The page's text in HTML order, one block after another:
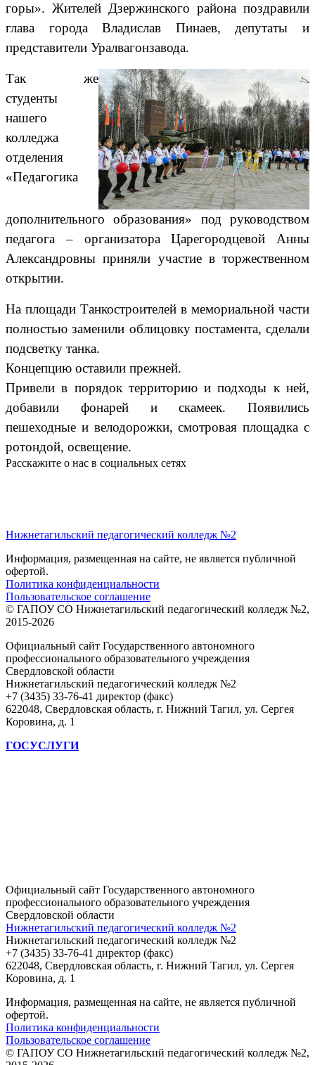
горы». Жителей Дзержинского района поздравили
глава города Владислав Пинаев, депутаты и
представители Уралвагонзавода.
Так же
студенты
нашего
колледжа
отделения
«Педагогика
дополнительного образования» под руководством
педагога – организатора Царегородцевой Анны
Александровны приняли участие в торжественном
открытии.
На площади Танкостроителей в мемориальной части
полностью заменили облицовку постамента, сделали
подсветку танка.
Концепцию оставили прежней.
Привели в порядок территорию и подходы к ней,
добавили фонарей и скамеек.
Появились
пешеходные и велодорожки, смотровая площадка с
ротондой, освещение.
Расскажите о нас в социальных сетях
Нижнетагильский педагогический колледж №2
Информация, размещенная на сайте, не является публичной
офертой.
Политика конфиденциальности
Пользовательское соглашение
© ГАПОУ СО Нижнетагильский педагогический колледж №2,
2015-2026
Официальный сайт Государственного автономного
профессионального образовательного учреждения
Свердловской области
Нижнетагильский педагогический колледж №2
+7 (3435) 33-76-41 директор (факс)
622048, Свердловская область, г. Нижний Тагил, ул. Сергея
Коровина, д. 1
ГОСУСЛУГИ
Официальный сайт Государственного автономного
профессионального образовательного учреждения
Свердловской области
Нижнетагильский педагогический колледж №2
Нижнетагильский педагогический колледж №2
+7 (3435) 33-76-41 директор (факс)
622048, Свердловская область, г. Нижний Тагил, ул. Сергея
Коровина, д. 1
Информация, размещенная на сайте, не является публичной
офертой.
Политика конфиденциальности
Пользовательское соглашение
© ГАПОУ СО Нижнетагильский педагогический колледж №2,